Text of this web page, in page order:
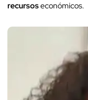
recursoseconómicos.